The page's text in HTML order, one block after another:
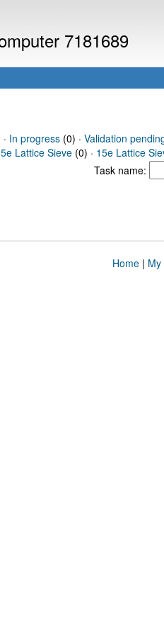
7181689
In progress(0) · Validation
Lattice Sieve (0) · 15e Lattice
Task name:
Home| My